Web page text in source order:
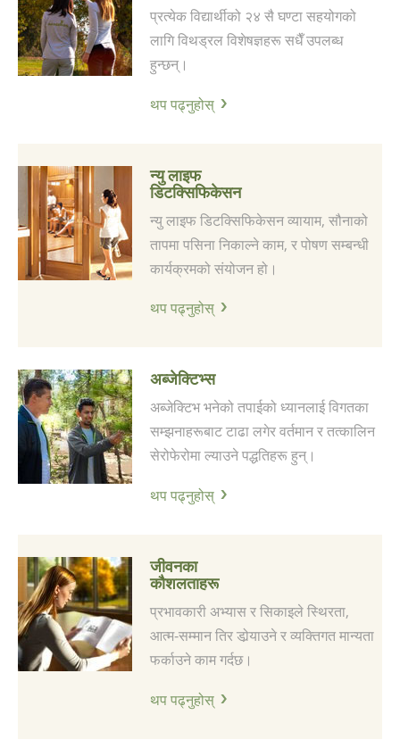
प्रत्येक विद्यार्थीको २४ सै घण्टा सहयोगको
लागि विथड्रल विशेषज्ञहरू सधैँ उपलब्ध
हुन्छन्।
थप पढ्नुहोस्
न्यु लाइफ
डिटक्सिफिकेसन
न्यु लाइफ डिटक्सिफिकेसन व्यायाम, सौनाको
तापमा पसिना निकाल्ने काम, र पोषण सम्बन्धी
कार्यक्रमको संयोजन हो।
थप पढ्नुहोस्
अब्जेक्टिभ्स
अब्जेक्टिभ भनेको तपाईको ध्यानलाई विगतका
सम्झनाहरूबाट टाढा लगेर वर्तमान र तत्कालिन
सेरोफेरोमा ल्याउने पद्धतिहरू हुन्।
थप पढ्नुहोस्
जीवनका
कौशलताहरू
प्रभावकारी अभ्यास र सिकाइले स्थिरता,
आत्म‑सम्मान तिर डोर्‍याउने र व्यक्तिगत मान्यता
फर्काउने काम गर्दछ।
थप पढ्नुहोस्